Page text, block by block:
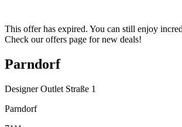
This offer has expired. You can still enjoy
Check our offers page for new deals!
Parndorf
Designer Outlet Straße 1
Parndorf